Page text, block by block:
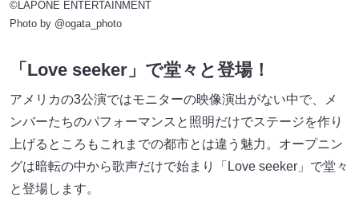
©LAPONE ENTERTAINMENT
Photo by @ogata_photo
「Love seeker」で堂々と登場！
アメリカの3公演ではモニターの映像演出がない中で、メ
ンバーたちのパフォーマンスと照明だけでステージを作り
上げるところもこれまでの都市とは違う魅力。オープニン
グは暗転の中から歌声だけで始まり「Love seeker」で堂々
と登場します。